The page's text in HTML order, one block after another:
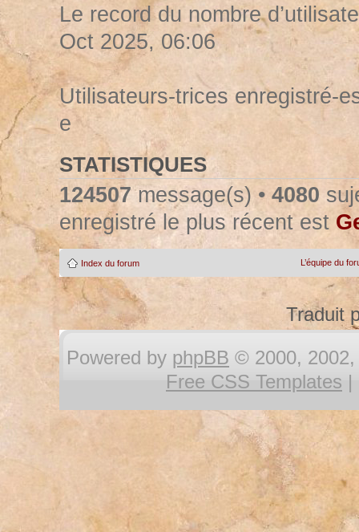
Le record du nombre
Oct 2025, 06:06
Utilisateurs-trices enregistré-
e
STATISTIQUES
124507message(s) • 4080
enregistré le plus récent est
Index du forum L’équipe du
Traduit
Powered by phpBB © 2000, 2002,
Free CSS Templates |